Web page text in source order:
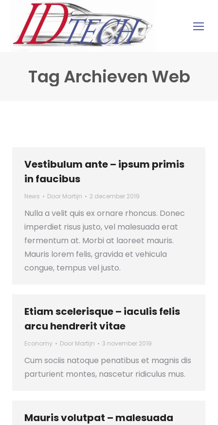
Tag Archieven Web
Vestibulum ante – ipsum primis
in faucibus
News Door Martijn 2 december 2019
Nulla a velit quis ex ornare rhoncus. Donec
imperdiet risus justo, vel malesuada erat
fermentum at. Morbi at laoreet mauris.
Mauris lorem felis, gravida et vehicula
congue, tempus vel justo.
Etiam scelerisque – iaculis felis
arcu hendrerit vitae
Economy Door Martijn 3 november 2019
Cum sociis natoque penatibus et magnis dis
parturient montes, nascetur ridiculus mus.
Mauris volutpat – malesuada